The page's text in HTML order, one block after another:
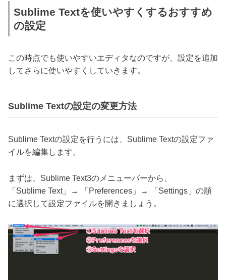
Sublime Textを使いやすくするおすすめ
の設定
この時点でも使いやすいエディタなのですが、設定を追加
してさらに使いやすくしていきます。
Sublime Textの設定の変更方法
Sublime Textの設定を行うには、Sublime Textの設定ファ
イルを編集します。
まずは、Sublime Text3のメニューバーから、
「Sublime Text」→ 「Preferences」→ 「Settings」の順
に選択して設定ファイルを開きましょう。